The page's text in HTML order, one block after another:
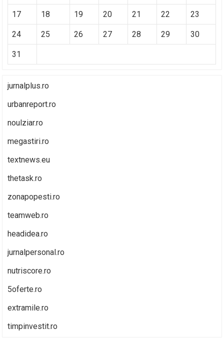
17 18 19 20 21 22 23
24 25 26 27 28 29 30
31
jurnalplus.ro
urbanreport.ro
noulziar.ro
megastiri.ro
textnews.eu
thetask.ro
zonapopesti.ro
teamweb.ro
headidea.ro
jurnalpersonal.ro
nutriscore.ro
5oferte.ro
extramile.ro
timpinvestit.ro